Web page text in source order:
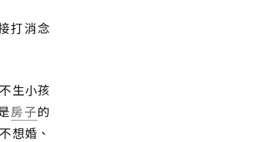
打消念
生小孩
房子的
想婚、